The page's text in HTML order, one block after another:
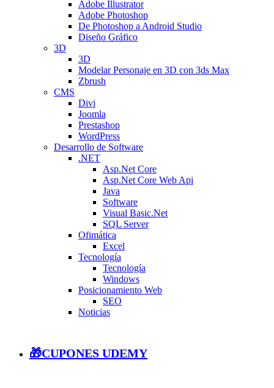
Adobe Illustrator
Adobe Photoshop
De Photoshop a Android Studio
Diseño Gráfico
3D
3D
Modelar Personaje en 3D con 3ds Max
Zbrush
CMS
Divi
Joomla
Prestashop
WordPress
Desarrollo de Software
.NET
Asp.Net Core
Asp.Net Core Web Api
Java
Software
Visual Basic.Net
SQL Server
Ofimática
Excel
Tecnología
Tecnología
Windows
Posicionamiento Web
SEO
Noticias
🎁CUPONES UDEMY